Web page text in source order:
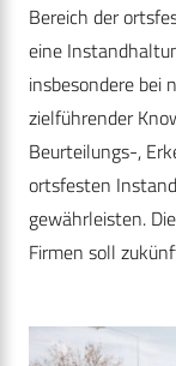
Bereich der
eine
insbesondere bei
zielführender
Beurteilungs-,
ortsfesten
gewährleisten.
Firmen soll